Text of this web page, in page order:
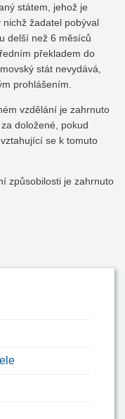
státem, jehož je
žadatel pobýval
delší než 6 měsíců
překladem do
stát nevydává,
prohlášením.
vzdělání je zahrnuto
doložené, pokud
se k tomuto
způsobilosti je zahrnuto